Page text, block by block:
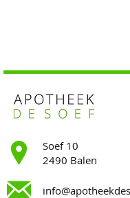
Soef 10
2490 Balen